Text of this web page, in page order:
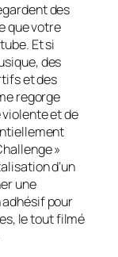
des
que votre
Et si
des
et des
regorge
et de
»
d’un
une
adhésif pour
le tout filmé